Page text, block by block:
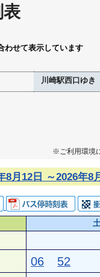
表
わせて表示しています
川崎駅西口ゆき
※ご利用環境
8月12日 ～2026年8
06 52